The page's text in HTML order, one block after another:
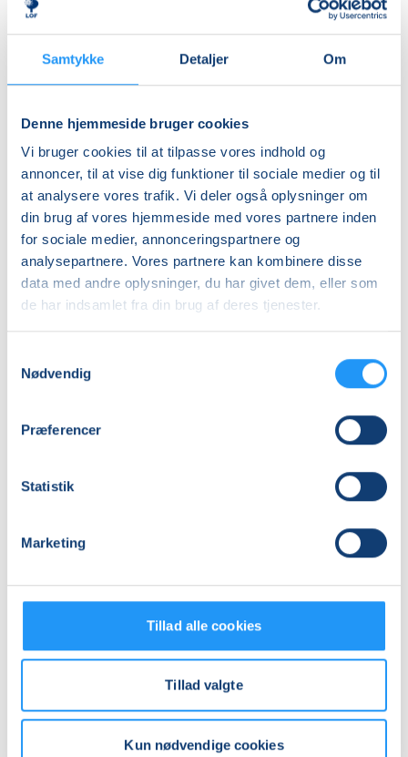
Samtykke Detaljer Om
Denne hjemmeside bruger cookies
Vi bruger cookies til at tilpasse vores indhold og
annoncer, til at vise dig funktioner til sociale medier og til
at analysere vores trafik. Vi deler også oplysninger om
din brug af vores hjemmeside med vores partnere inden
for sociale medier, annonceringspartnere og
analysepartnere. Vores partnere kan kombinere disse
data med andre oplysninger, du har givet dem, eller som
de har indsamlet fra din brug af deres tjenester.
Nødvendig
Præferencer
Statistik
Marketing
Tillad alle cookies
Tillad valgte
Kun nødvendige cookies
DKK 1.410,00
Info
6364270
Første mødegang
torsdag 17.09.2026, kl. 17.00 - 18.30
Sidste mødegang
torsdag 03.12.2026, kl. 17.00 - 18.30
Antal mødegange
11 mødegange
Adresse
,
Skanderborg
Mødegange
Relaterede hold